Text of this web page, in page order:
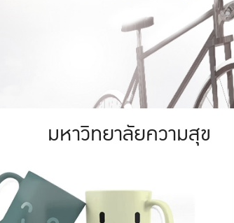
มหาวิทยาลัย
มหาวิทยาลัยความสุข